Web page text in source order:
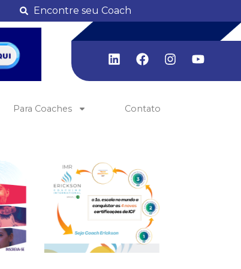
Encontre seu Coach
Para Coaches Contato